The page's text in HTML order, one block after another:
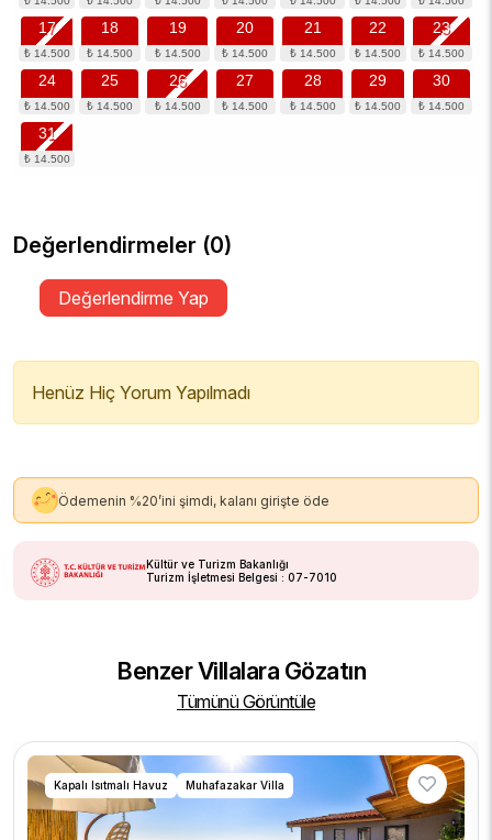
17 18 19 20 21 22 23
24 25 26 27 28 29 30
31
Değerlendirmeler (0)
Değerlendirme Yap
Henüz Hiç Yorum Yapılmadı
Ödemenin %20’ini şimdi, kalanı girişte öde
Kültür ve Turizm Bakanlığı
Turizm İşletmesi Belgesi : 07-7010
Benzer Villalara Gözatın
Tümünü Görüntüle
Kapalı Isıtmalı Havuz Muhafazakar Villa